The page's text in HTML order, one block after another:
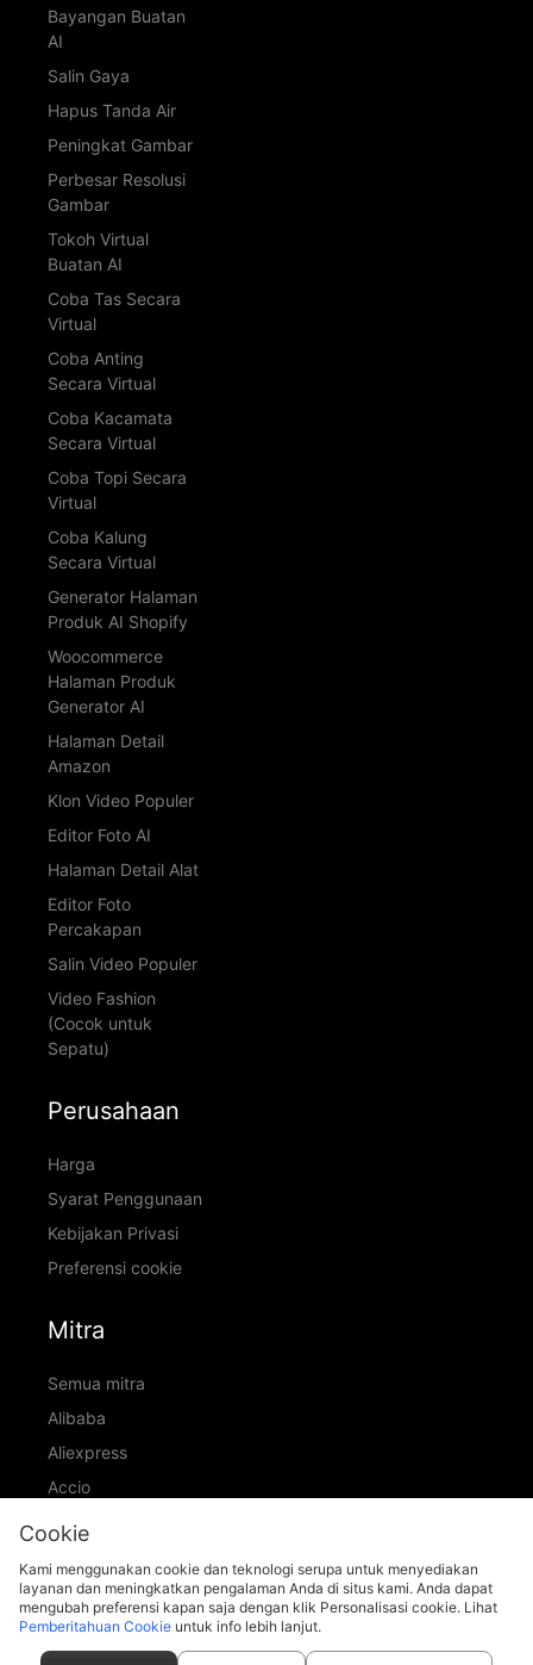
Bayangan Buatan
AI
Salin Gaya
Hapus Tanda Air
Peningkat Gambar
Perbesar Resolusi
Gambar
Tokoh Virtual
Buatan AI
Coba Tas Secara
Virtual
Coba Anting
Secara Virtual
Coba Kacamata
Secara Virtual
Coba Topi Secara
Virtual
Coba Kalung
Secara Virtual
Generator Halaman
Produk AI Shopify
Woocommerce
Halaman Produk
Generator AI
Halaman Detail
Amazon
Klon Video Populer
Editor Foto AI
Halaman Detail Alat
Editor Foto
Percakapan
Salin Video Populer
Video Fashion
(Cocok untuk
Sepatu)
Perusahaan
Harga
Syarat Penggunaan
Kebijakan Privasi
Preferensi cookie
Mitra
Semua mitra
Alibaba
Aliexpress
Accio
ID Ranking
support@piccopilot.com
Cookie
Kami menggunakan cookie dan teknologi serupa untuk menyediakan
layanan dan meningkatkan pengalaman Anda di situs kami. Anda dapat
mengubah preferensi kapan saja dengan klik Personalisasi cookie. Lihat
Pemberitahuan Cookie untuk info lebih lanjut.